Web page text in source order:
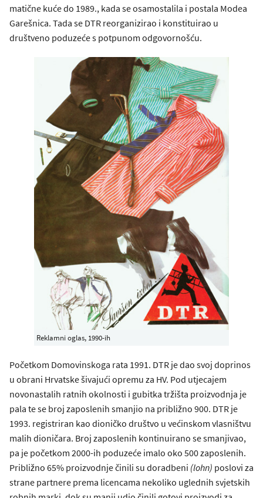
matične kuće do 1989., kada se osamostalila i postala Modea
Garešnica. Tada se DTR reorganizirao i konstituirao u
društveno poduzeće s potpunom odgovornošću.
Reklamni oglas, 1990-ih
Početkom Domovinskoga rata 1991. DTR je dao svoj doprinos
u obrani Hrvatske šivajući opremu za HV. Pod utjecajem
novonastalih ratnih okolnosti i gubitka tržišta proizvodnja je
pala te se broj zaposlenih smanjio na približno 900. DTR je
1993. registriran kao dioničko društvo u većinskom vlasništvu
malih dioničara. Broj zaposlenih kontinuirano se smanjivao,
pa je početkom 2000-ih poduzeće imalo oko 500 zaposlenih.
Približno 65% proizvodnje činili su doradbeni (lohn) poslovi za
strane partnere prema licencama nekoliko uglednih svjetskih